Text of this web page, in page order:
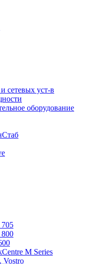
сетевых уст-в
оборудование
M Series
Vostro